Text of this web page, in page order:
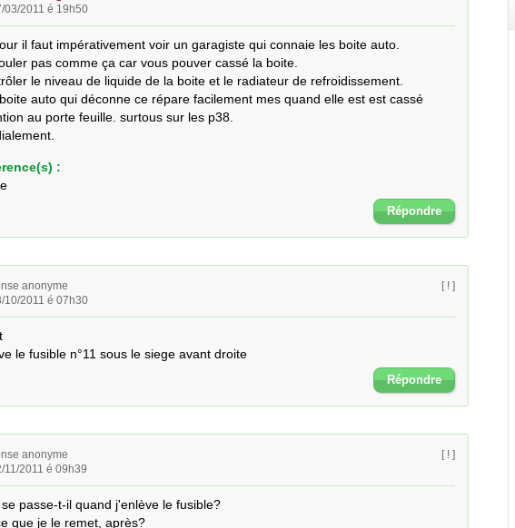
03/2011 é 19h50
il faut impérativement voir un garagiste qui connaie les boite auto.
pas comme ça car vous pouver cassé la boite.
le niveau de liquide de la boite et le radiateur de refroidissement.
auto qui déconne ce répare facilement mes quand elle est est cassé
au porte feuille. surtous sur les p38.
:
Répondre
anonyme
10/2011 é 07h30
[ ! ]
le fusible n°11 sous le siege avant droite
Répondre
anonyme
11/2011 é 09h39
[ ! ]
passe-t-il quand j'enlève le fusible?
que je le remet, après?